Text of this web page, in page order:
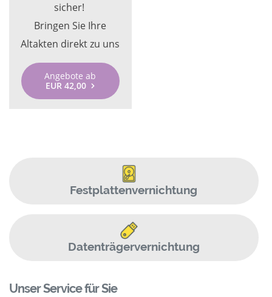
sicher!
Bringen Sie Ihre
Altakten direkt zu uns
Angebote ab
EUR 42,00
Festplattenvernichtung
Datenträgervernichtung
Unser Service für Sie